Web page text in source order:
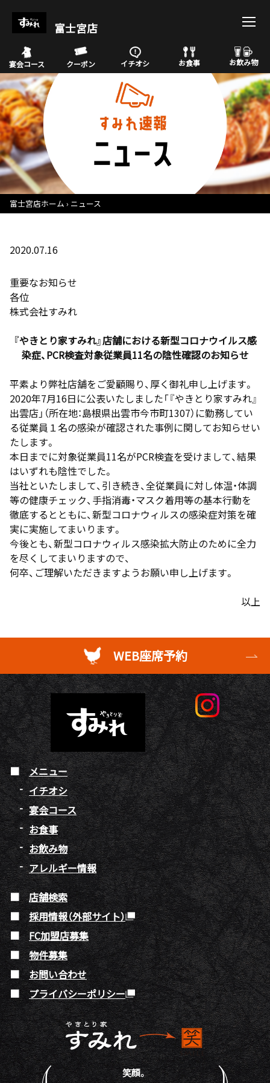
富士宮店
宴会コース クーポン イチオシ お食事 お飲み物
富士宮店ホーム ニュース
2020.07.16
重要なお知らせ
各位
株式会社すみれ
『やきとり家すみれ』店舗における新型コロナウイルス感
染症、PCR検査対象従業員11名の陰性確認のお知らせ
平素より弊社店舗をご愛顧賜り、厚く御礼申し上げます。
2020年7月16日に公表いたしました「『やきとり家すみれ』
出雲店」（所在地：島根県出雲市今市町1307）に勤務してい
る従業員１名の感染が確認された事例に関してお知らせい
たします。
本日までに対象従業員11名がPCR検査を受けまして、結果
はいずれも陰性でした。
当社といたしまして、引き続き、全従業員に対し体温・体調
等の健康チェック、手指消毒・マスク着用等の基本行動を
徹底するとともに、新型コロナウィルスの感染症対策を確
実に実施してまいります。
今後とも、新型コロナウィルス感染拡大防止のために全力
を尽くしてまいりますので、
何卒、ご理解いただきますようお願い申し上げます。
以上
WEB座席予約
メニュー
イチオシ
宴会コース
お食事
お飲み物
アレルギー情報
店舗検索
採用情報（外部サイト）
FC加盟店募集
物件募集
お問い合わせ
プライバシーポリシー
笑顔。